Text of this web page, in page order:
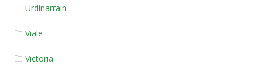
Urdinarrain
Viale
Victoria